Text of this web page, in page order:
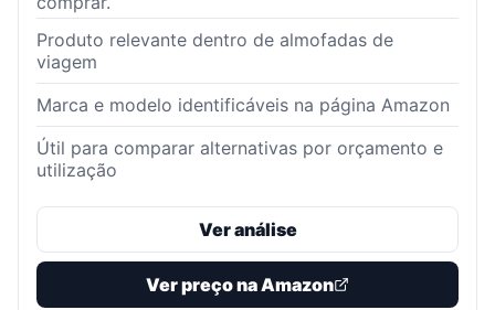
Produto relevante dentro de almofadas de
viagem
Marca e modelo identificáveis na página Amazon
Útil para comparar alternativas por orçamento e
utilização
Ver análise
Ver preço na Amazon